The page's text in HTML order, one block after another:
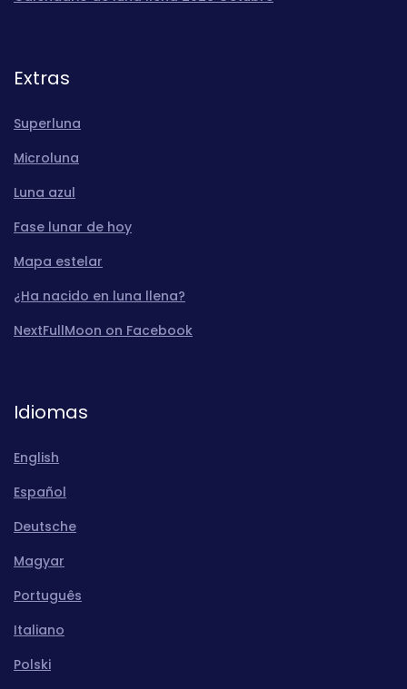
Extras
Superluna
Microluna
Luna azul
Fase lunar de hoy
Mapa estelar
¿Ha nacido en luna llena?
NextFullMoon on Facebook
Idiomas
English
Español
Deutsche
Magyar
Português
Italiano
Polski